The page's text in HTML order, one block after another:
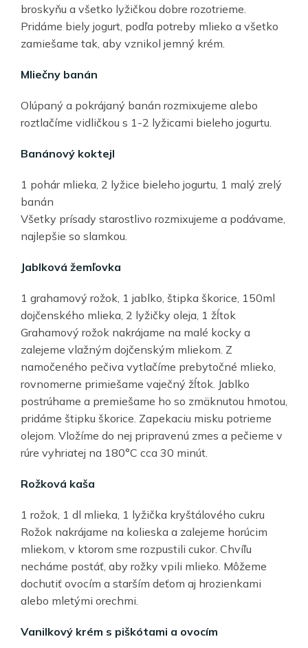
broskyňu a všetko lyžičkou dobre rozotrieme.
Pridáme biely jogurt, podľa potreby mlieko a všetko
zamiešame tak, aby vznikol jemný krém.
Mliečny banán
Olúpaný a pokrájaný banán rozmixujeme alebo
roztlačíme vidličkou s 1-2 lyžicami bieleho jogurtu.
Banánový koktejl
1 pohár mlieka, 2 lyžice bieleho jogurtu, 1 malý zrelý
banán
Všetky prísady starostlivo rozmixujeme a podávame,
najlepšie so slamkou.
Jablková žemľovka
1 grahamový rožok, 1 jablko, štipka škorice, 150ml
dojčenského mlieka, 2 lyžičky oleja, 1 žĺtok
Grahamový rožok nakrájame na malé kocky a
zalejeme vlažným dojčenským mliekom. Z
namočeného pečiva vytlačíme prebytočné mlieko,
rovnomerne primiešame vaječný žĺtok. Jablko
postrúhame a premiešame ho so zmäknutou hmotou,
pridáme štipku škorice. Zapekaciu misku potrieme
olejom. Vložíme do nej pripravenú zmes a pečieme v
rúre vyhriatej na 180°C cca 30 minút.
Rožková kaša
1 rožok, 1 dl mlieka, 1 lyžička kryštálového cukru
Rožok nakrájame na kolieska a zalejeme horúcim
mliekom, v ktorom sme rozpustili cukor. Chvíľu
necháme postáť, aby rožky vpili mlieko. Môžeme
dochutiť ovocím a starším deťom aj hrozienkami
alebo mletými orechmi.
Vanilkový krém s piškótami a ovocím